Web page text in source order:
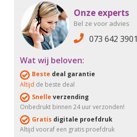
Onze experts
Bel ze voor advies
073 642 3901
Wat wij beloven:
Beste deal garantie
Altijd de beste deal
Snelle verzending
Onbedrukt binnen 24 uur verzonden!
Gratis digitale proefdruk
Altijd vooraf een gratis proefdruk